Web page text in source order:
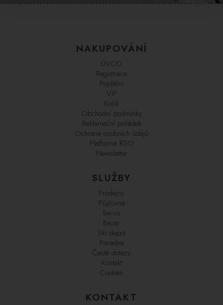
NAKUPOVÁNÍ
ÚVOD
Registrace
Pojištění
VIP
Košík
Obchodní podmínky
Reklamační pořádek
Ochrana osobních údajů
Platforma RSO
Newsletter
SLUŽBY
Prodejny
Půjčovna
Servis
Bazar
Ski depot
Poradna
Časté dotazy
Kontakt
Cookies
KONTAKT